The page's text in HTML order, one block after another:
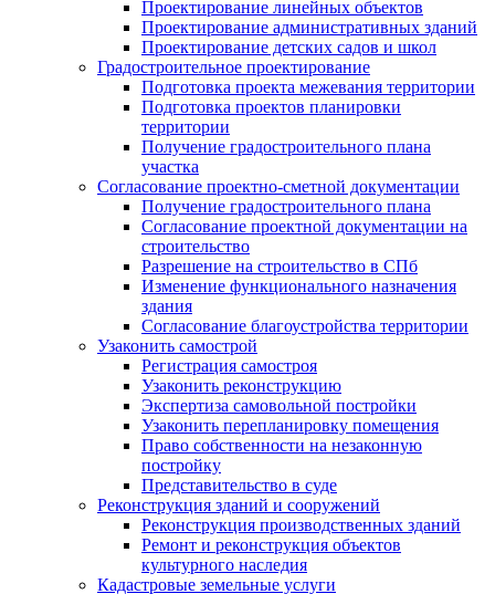
Проектирование линейных объектов
Проектирование административных зданий
Проектирование детских садов и школ
Градостроительное проектирование
Подготовка проекта межевания территории
Подготовка проектов планировки
территории
Получение градостроительного плана
участка
Согласование проектно-сметной документации
Получение градостроительного плана
Согласование проектной документации на
строительство
Разрешение на строительство в СПб
Изменение функционального назначения
здания
Согласование благоустройства территории
Узаконить самострой
Регистрация самостроя
Узаконить реконструкцию
Экспертиза самовольной постройки
Узаконить перепланировку помещения
Право собственности на незаконную
постройку
Представительство в суде
Реконструкция зданий и сооружений
Реконструкция производственных зданий
Ремонт и реконструкция объектов
культурного наследия
Кадастровые земельные услуги